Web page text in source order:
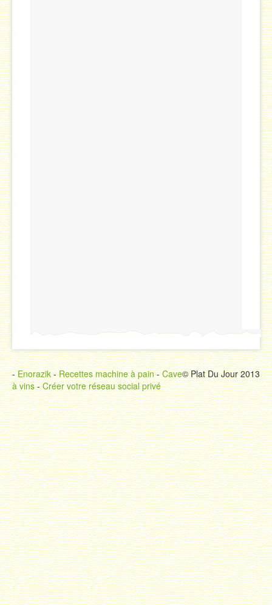
© Plat Du Jour 2013
-Enorazik-Recettes machine à pain-Cave
à vins-Créer votre réseau social privé